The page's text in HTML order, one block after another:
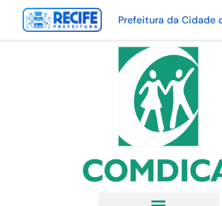
Prefeitura da Cidade